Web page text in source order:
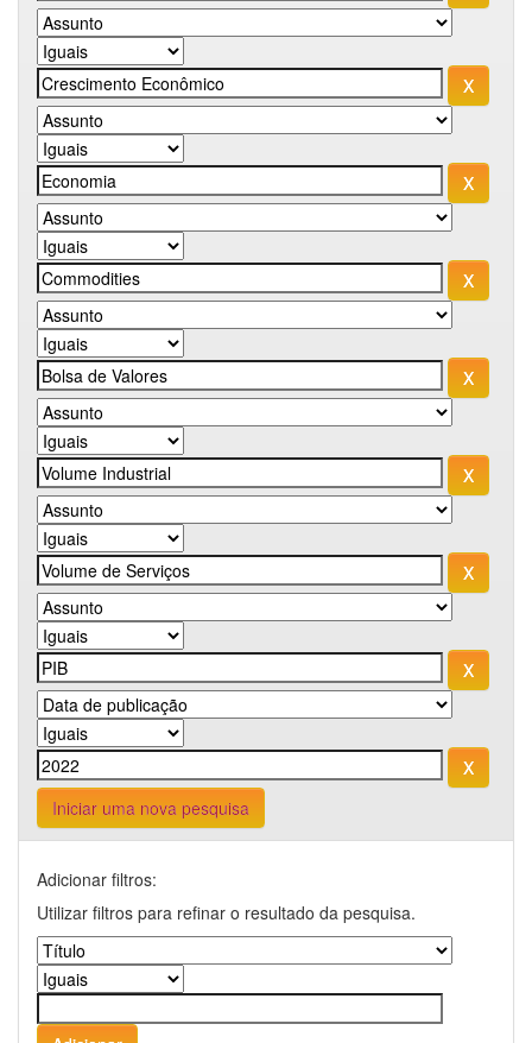
Iniciar uma nova pesquisa
Adicionar filtros:
Utilizar filtros para refinar o resultado da pesquisa.